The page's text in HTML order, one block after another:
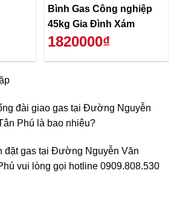
Bình Gas Công nghiệp
45kg Gia Đình Xám
1820000₫
đài giao gas tại Đường Nguyễn
Phú là bao nhiêu?
đặt gas tại Đường Nguyễn Văn
vui lòng gọi hotline 0909.808.530